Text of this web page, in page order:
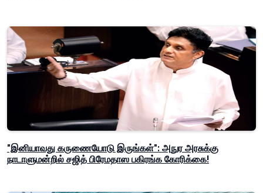
"இனியாவது கருணையோடு இருங்கள்": அநுர அரசுக்கு
நாடாளுமன்றில் சஜித் பிரேமதாஸ பகிரங்க கோரிக்கை!